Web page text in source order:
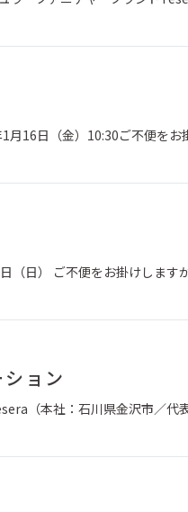
月16日（金）10:30ご不便をお
（日） ご不便をお掛けします
ョン
（本社：石川県金沢市／代